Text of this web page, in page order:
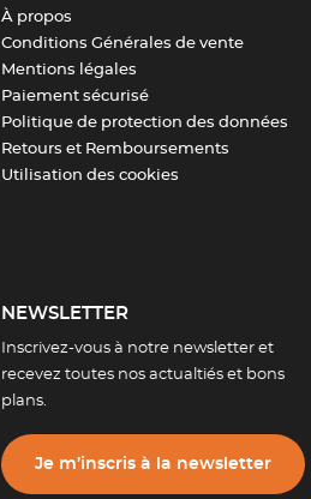
À propos
Conditions Générales de vente
Mentions légales
Paiement sécurisé
Politique de protection des données
Retours et Remboursements
Utilisation des cookies
NEWSLETTER
Inscrivez-vous à notre newsletter et
recevez toutes nos actualtiés et bons
plans.
Je m’inscris à la newsletter